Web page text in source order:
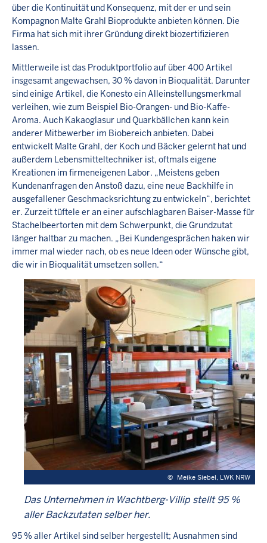
über die Kontinuität und Konsequenz, mit der er und sein
Kompagnon Malte Grahl Bioprodukte anbieten können. Die
Firma hat sich mit ihrer Gründung direkt biozertifizieren
lassen.
Mittlerweile ist das Produktportfolio auf über 400 Artikel
insgesamt angewachsen, 30 % davon in Bioqualität. Darunter
sind einige Artikel, die Konesto ein Alleinstellungsmerkmal
verleihen, wie zum Beispiel Bio-Orangen- und Bio-Kaffe-
Aroma. Auch Kakaoglasur und Quarkbällchen kann kein
anderer Mitbewerber im Biobereich anbieten. Dabei
entwickelt Malte Grahl, der Koch und Bäcker gelernt hat und
außerdem Lebensmitteltechniker ist, oftmals eigene
Kreationen im firmeneigenen Labor. „Meistens geben
Kundenanfragen den Anstoß dazu, eine neue Backhilfe in
ausgefallener Geschmacksrichtung zu entwickeln“, berichtet
er. Zurzeit tüftele er an einer aufschlagbaren Baiser-Masse für
Stachelbeertorten mit dem Schwerpunkt, die Grundzutat
länger haltbar zu machen. „Bei Kundengesprächen haken wir
immer mal wieder nach, ob es neue Ideen oder Wünsche gibt,
die wir in Bioqualität umsetzen sollen.“
© Meike Siebel, LWK NRW
Das Unternehmen in Wachtberg-Villip stellt 95 %
aller Backzutaten selber her.
95 % aller Artikel sind selber hergestellt; Ausnahmen sind